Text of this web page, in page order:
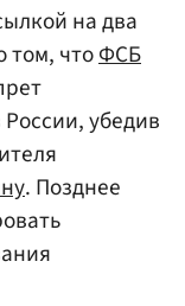
на два
том, чтоФСБ
убедив
. Позднее